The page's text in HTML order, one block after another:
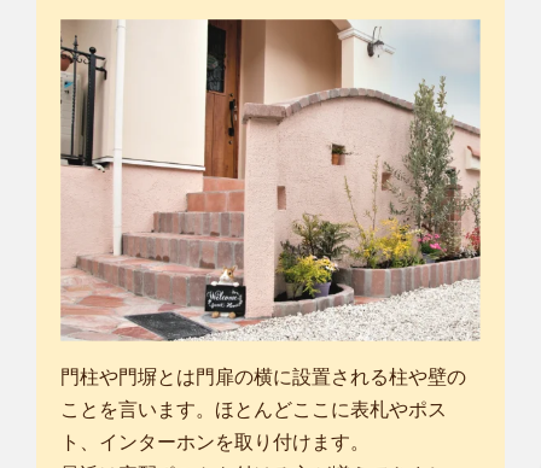
門柱や門塀とは門扉の横に設置される柱や壁の
ことを言います。ほとんどここに表札やポス
ト、インターホンを取り付けます。